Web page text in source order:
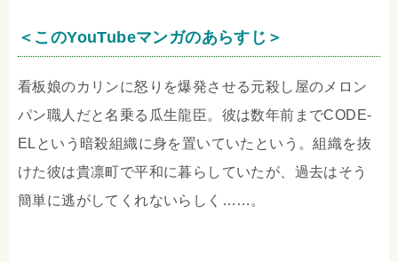
＜このYouTubeマンガのあらすじ＞
看板娘のカリンに怒りを爆発させる元殺し屋のメロン
パン職人だと名乗る瓜生龍臣。彼は数年前までCODE-
ELという暗殺組織に身を置いていたという。組織を抜
けた彼は貴凛町で平和に暮らしていたが、過去はそう
簡単に逃がしてくれないらしく……。